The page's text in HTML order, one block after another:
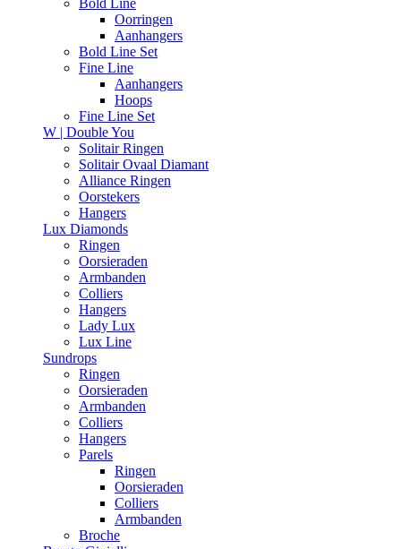
Bold Line
Oorringen
Aanhangers
Bold Line Set
Fine Line
Aanhangers
Hoops
Fine Line Set
W | Double You
Solitair Ringen
Solitair Ovaal Diamant
Alliance Ringen
Oorstekers
Hangers
Lux Diamonds
Ringen
Oorsieraden
Armbanden
Colliers
Hangers
Lady Lux
Lux Line
Sundrops
Ringen
Oorsieraden
Armbanden
Colliers
Hangers
Parels
Ringen
Oorsieraden
Colliers
Armbanden
Broche